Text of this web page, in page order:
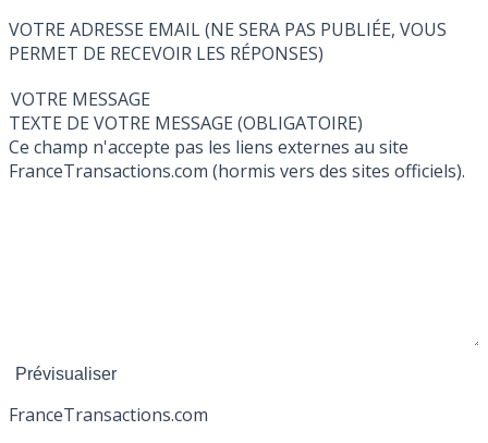
VOTRE ADRESSE EMAIL (NE SERA PAS PUBLIÉE, VOUS
PERMET DE RECEVOIR LES RÉPONSES)
VOTRE MESSAGE
TEXTE DE VOTRE MESSAGE (OBLIGATOIRE)
Ce champ n'accepte pas les liens externes au site
FranceTransactions.com (hormis vers des sites officiels).
FranceTransactions.com